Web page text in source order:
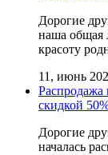
Дорогие
наша общая
красоту
11, июнь
Распродажа
скидкой
Дорогие
началась